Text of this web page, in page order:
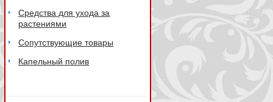
Средства для ухода за
растениями
Сопутствующие товары
Капельный полив